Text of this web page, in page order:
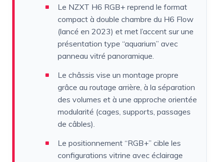
Le NZXT H6 RGB+ reprend le format
compact à double chambre du H6 Flow
(lancé en 2023) et met l’accent sur une
présentation type “aquarium” avec
panneau vitré panoramique.
Le châssis vise un montage propre
grâce au routage arrière, à la séparation
des volumes et à une approche orientée
modularité (cages, supports, passages
de câbles).
Le positionnement “RGB+” cible les
configurations vitrine avec éclairage